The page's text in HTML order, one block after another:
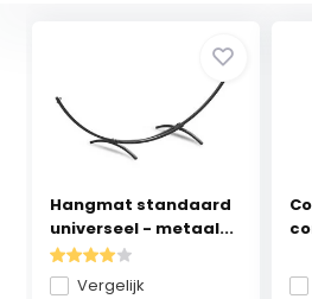
Hangmat standaard
universeel - metaal...
Vergelijk